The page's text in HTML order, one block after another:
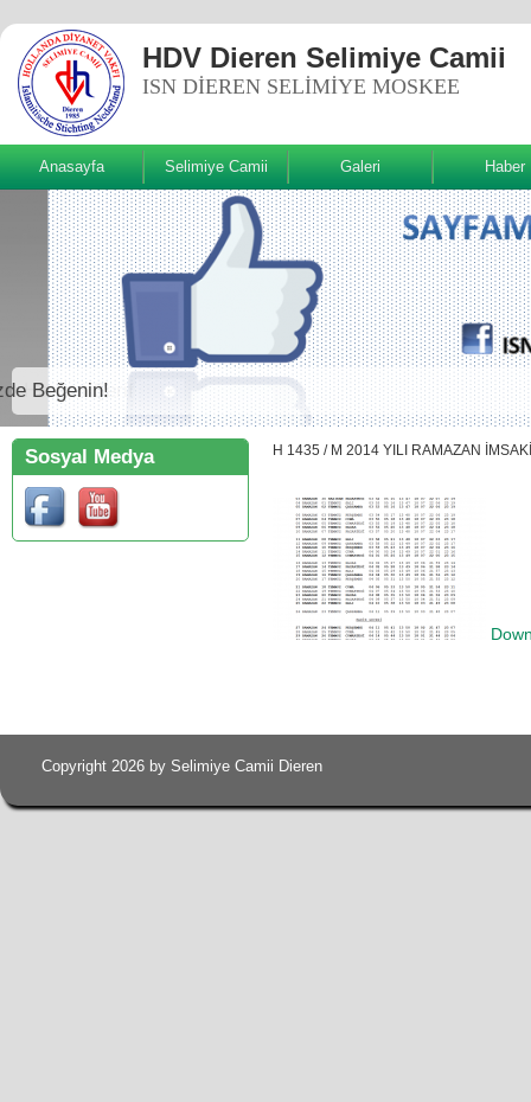
HDV Dieren Selimiye Camii
ISN DIEREN SELIMIYE MOSKEE
Anasayfa Selimiye Camii Galeri Haber
Sizde Beğenin!
Sosyal Medya H 1435 / M 2014 YILI RAMAZAN
Copyright 2026 by Selimiye Camii Dieren